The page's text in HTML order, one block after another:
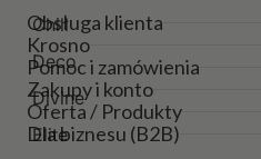
Chill
Deco
Divine
Elite
Obsługa klienta
Krosno
Pomoc i zamówienia
Zakupy i konto
Oferta / Produkty
Dla biznesu (B2B)